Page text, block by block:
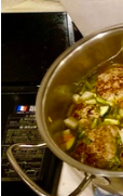
主菜
辛くない鶏の
ミネストロー
チキンソテーと
豚肉の肉じゃが
副菜
野菜の揚げ浸し
鶏ささみときゅ